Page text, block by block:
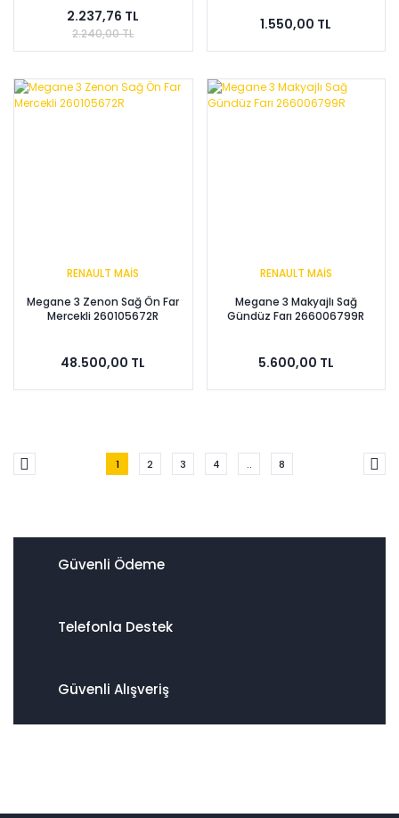
2.237,76 TL
2.240,00 TL
1.550,00 TL
RENAULT MAİS
Megane 3 Zenon Sağ Ön Far
Mercekli 260105672R
48.500,00 TL
RENAULT MAİS
Megane 3 Makyajlı Sağ
Gündüz Farı 266006799R
5.600,00 TL
1 2 3 4 .. 8
Güvenli Ödeme
Telefonla Destek
Güvenli Alışveriş